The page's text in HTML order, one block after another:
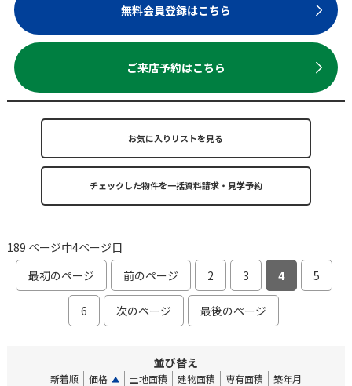
無料会員登録はこちら
ご来店予約はこちら
お気に入りリストを見る
189 ページ中4ページ目
最初のページ
前のページ 2 3 4 5
6 次のページ 最後のページ
並び替え
新着順 価格 土地面積 建物面積 専有面積 築年月